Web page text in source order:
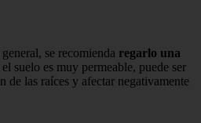
se recomienda regarlo una
suelo es muy permeable, puede ser
de las raíces y afectar negativamente